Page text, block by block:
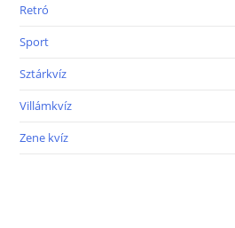
Retró
Sport
Sztárkvíz
Villámkvíz
Zene kvíz